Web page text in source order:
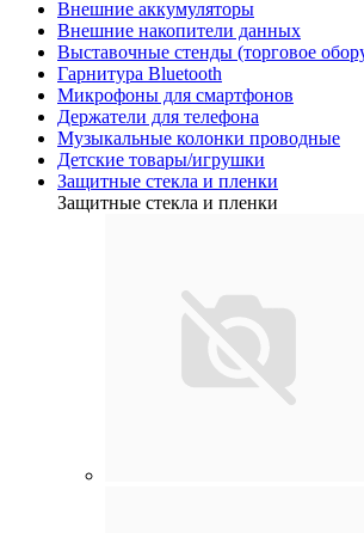
Внешние аккумуляторы
Внешние накопители данных
Выставочные стенды (торговое
Гарнитура Bluetooth
Микрофоны для смартфонов
Держатели для телефона
Музыкальные колонки проводные
Детские товары/игрушки
Защитные стекла и пленки
Защитные стекла и пленки